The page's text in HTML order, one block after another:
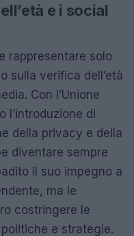
e i social
rappresentare solo
sulla verifica dell’età
Con l’Unione
l’introduzione di
della privacy e della
diventare sempre
il suo impegno a
ma le
costringere le
e strategie.